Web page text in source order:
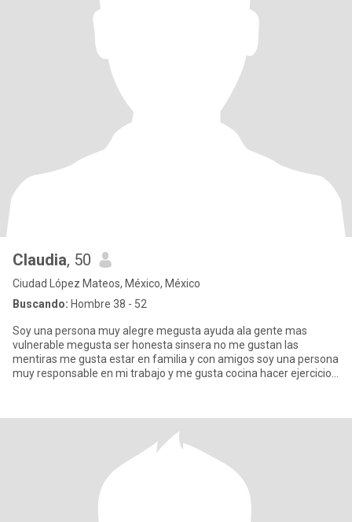
Claudia, 50
Ciudad López Mateos, México, México
Buscando: Hombre 38 - 52
Soy una persona muy alegre megusta ayuda ala gente mas
vulnerable megusta ser honesta sinsera no me gustan las
mentiras me gusta estar en familia y con amigos soy una persona
muy responsable en mi trabajo y me gusta cocina hacer ejercicio y